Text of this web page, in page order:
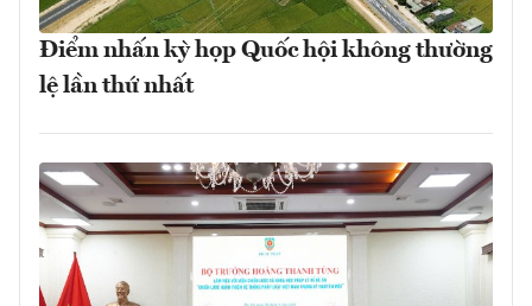
Điểm nhấn kỳ họp Quốc hội không thường
lệ lần thứ nhất